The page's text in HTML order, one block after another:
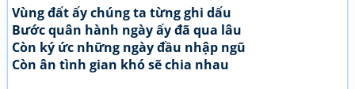
Vùng đất ấy chúng ta từng ghi dấu
Bước quân hành ngày ấy đã qua lâu
Còn ký ức những ngày đầu nhập ngũ
Còn ân tình gian khó sẽ chia nhau